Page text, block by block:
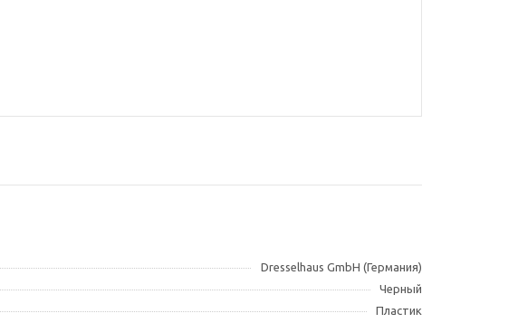
Dresselhaus GmbH (Германия)
Черный
Пластик